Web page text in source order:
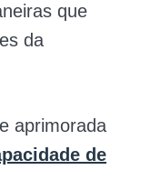
que
da
aprimorada
de